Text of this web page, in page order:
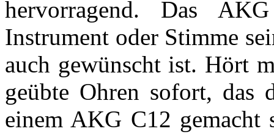
hervorragend. Das
Instrument oder Stimme
auch gewünscht ist. Hört
geübte Ohren sofort,
einem AKG C12